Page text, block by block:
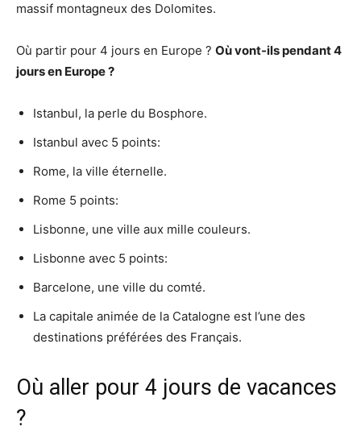
massif montagneux des Dolomites.
Où partir pour 4 jours en Europe ? Où vont-ils pendant4
jours en Europe?
Istanbul, la perle du Bosphore.
Istanbul avec 5 points:
Rome, la ville éternelle.
Rome 5 points:
Lisbonne, une ville aux mille couleurs.
Lisbonne avec 5 points:
Barcelone, une ville du comté.
La capitale animée de la Catalogne est l’une des
destinations préférées des Français.
Où aller pour 4 jours de vacances
?